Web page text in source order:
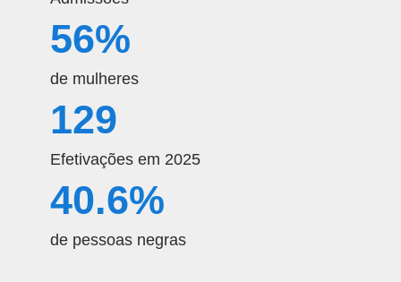
de mulheres
56%
Efetivações em 2025
129
de pessoas negras
40.6%